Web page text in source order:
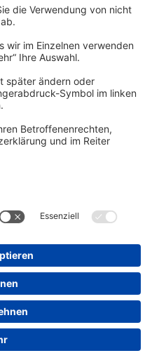
Button an:
Veranstaltungen in Ihrem